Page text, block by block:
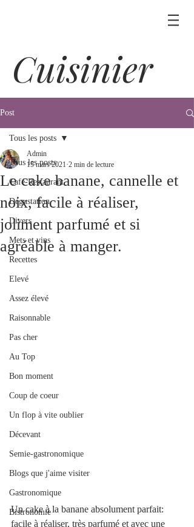
Cuisinier
Post
Tous les posts
Café-Restaurant
Dégustation
Divers
Mets et vins
Recettes
Elevé
Assez élevé
Raisonnable
Pas cher
Au Top
Bon moment
Coup de coeur
Un flop à vite oublier
Décevant
Semie-gastronomique
Blogs que j'aime visiter
Gastronomique
Bistronomie
Tous les posts
Le cake banane, cannelle et
noix, facile à réaliser,
joliment parfumé et si
agréable à manger.
Admin
15 mars 2021 2 min de lecture
Un cake à la banane absolument parfait:
facile à réaliser, très parfumé et avec une